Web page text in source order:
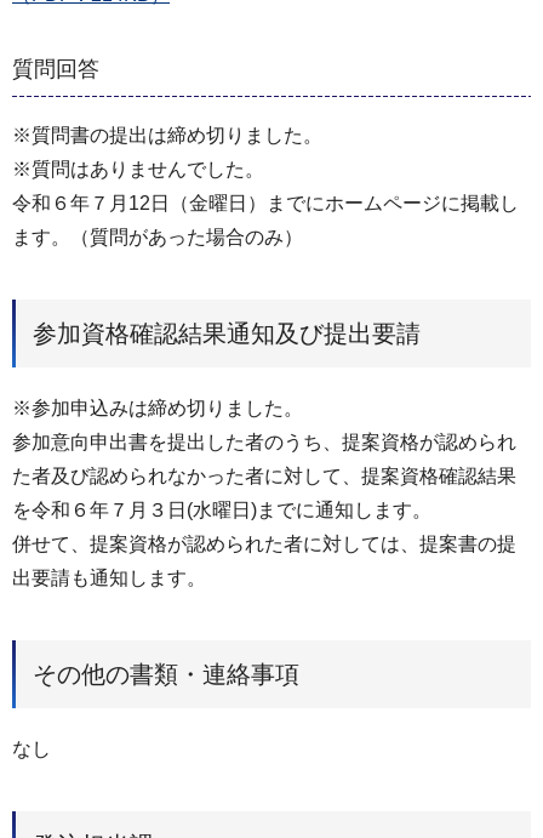
質問回答
※質問書の提出は締め切りました。
※質問はありませんでした。
令和６年７月12日（金曜日）までにホームページに掲載し
ます。（質問があった場合のみ）
参加資格確認結果通知及び提出要請
※参加申込みは締め切りました。
参加意向申出書を提出した者のうち、提案資格が認められ
た者及び認められなかった者に対して、提案資格確認結果
を令和６年７⽉３⽇(水曜⽇)までに通知します。
併せて、提案資格が認められた者に対しては、提案書の提
出要請も通知します。
その他の書類・連絡事項
なし